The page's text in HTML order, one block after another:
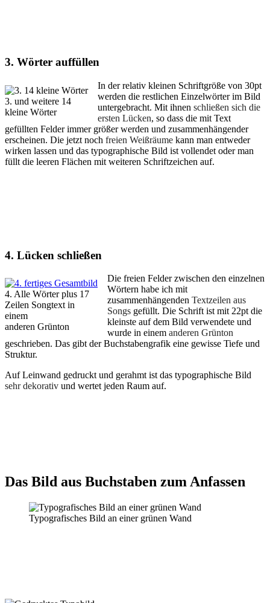
3. Wörter auffüllen
3. und weitere 14
kleine Wörter
In der relativ kleinen Schriftgröße von 30pt
werden die restlichen Einzelwörter im Bild
untergebracht. Mit ihnen schließen sich die
ersten Lücken, so dass die mit Text
gefüllten Felder immer größer werden und zusammenhängender
erscheinen. Die jetzt noch freien Weißräume kann man entweder
wirken lassen und das typographische Bild ist vollendet oder man
füllt die leeren Flächen mit weiteren Schriftzeichen auf.
4. Lücken schließen
4. Alle Wörter plus 17
Zeilen Songtext in
einem
anderen Grünton
Die freien Felder zwischen den einzelnen
Wörtern habe ich mit
zusammenhängenden Textzeilen aus
Songs gefüllt. Die Schrift ist mit 22pt die
kleinste auf dem Bild verwendete und
wurde in einem anderen Grünton
geschrieben. Das gibt der Buchstabengrafik eine gewisse Tiefe und
Struktur.
Auf Leinwand gedruckt und gerahmt ist das typographische Bild
sehr dekorativ und wertet jeden Raum auf.
Das Bild aus Buchstaben zum Anfassen
Typografisches Bild an einer grünen Wand